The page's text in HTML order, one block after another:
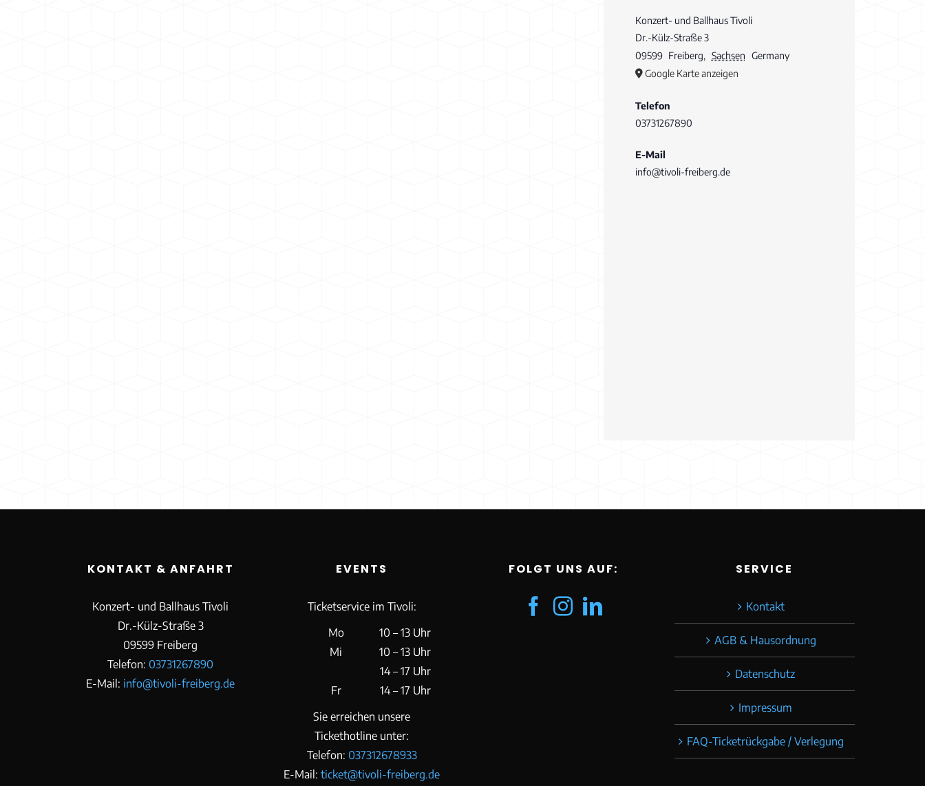
Konzert- und Ballhaus Tivoli
Dr.-Külz-Straße 3
09599 Freiberg, Sachsen Germany
Google Karte anzeigen
Telefon
03731267890
E-Mail
info@tivoli-freiberg.de
KONTAKT & ANFAHRT
Konzert- und Ballhaus Tivoli
Dr.-Külz-Straße 3
09599 Freiberg
Telefon: 03731267890
E-Mail: info@tivoli-freiberg.de
EVENTS
Ticketservice im Tivoli:
Mo
10 – 13 Uhr
Mi
10 – 13 Uhr
14 – 17 Uhr
Fr
14 – 17 Uhr
Sie erreichen unsere
Tickethotline unter:
Telefon: 037312678933
E-Mail:ticket@tivoli-freiberg.de
FOLGT UNS AUF: SERVICE
Kontakt
AGB & Hausordnung
Datenschutz
Impressum
FAQ-Ticketrückgabe / Verlegung